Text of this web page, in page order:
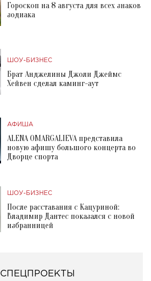
Гороскоп на 8 августа для всех знаков
зодиака
ШОУ-БИЗНЕС
Брат Анджелины Джоли Джеймс
Хейвен сделал каминг-аут
АФИША
ALENA OMARGALIEVA представила
новую афишу большого концерта во
Дворце спорта
ШОУ-БИЗНЕС
После расставания с Кацуриной:
Владимир Дантес показался с новой
избранницей
СПЕЦПРОЕКТЫ